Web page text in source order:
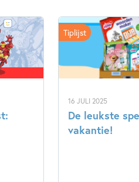
16 JULI 2025
De leukste
vakantie!
Tiplijst